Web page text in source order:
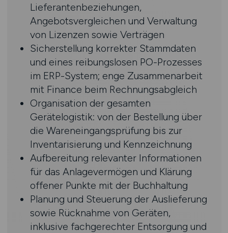
Lieferantenbeziehungen,
Angebotsvergleichen und Verwaltung
von Lizenzen sowie Verträgen
Sicherstellung korrekter Stammdaten
und eines reibungslosen PO-Prozesses
im ERP-System; enge Zusammenarbeit
mit Finance beim Rechnungsabgleich
Organisation der gesamten
Gerätelogistik: von der Bestellung über
die Wareneingangsprüfung bis zur
Inventarisierung und Kennzeichnung
Aufbereitung relevanter Informationen
für das Anlagevermögen und Klärung
offener Punkte mit der Buchhaltung
Planung und Steuerung der Auslieferung
sowie Rücknahme von Geräten,
inklusive fachgerechter Entsorgung und